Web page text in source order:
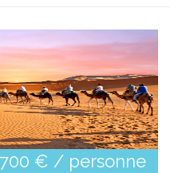
€ / personne